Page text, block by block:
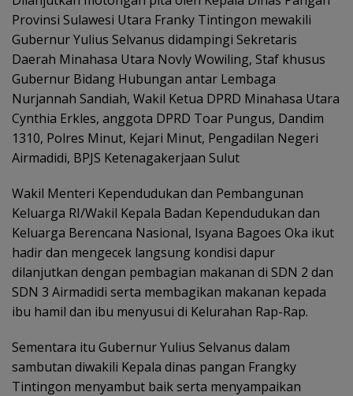
Provinsi Sulawesi Utara Franky Tintingon mewakili
Gubernur Yulius Selvanus didampingi Sekretaris
Daerah Minahasa Utara Novly Wowiling, Staf khusus
Gubernur Bidang Hubungan antar Lembaga
Nurjannah Sandiah, Wakil Ketua DPRD Minahasa Utara
Cynthia Erkles, anggota DPRD Toar Pungus, Dandim
1310, Polres Minut, Kejari Minut, Pengadilan Negeri
Airmadidi, BPJS Ketenagakerjaan Sulut
Wakil Menteri Kependudukan dan Pembangunan
Keluarga RI/Wakil Kepala Badan Kependudukan dan
Keluarga Berencana Nasional, Isyana Bagoes Oka ikut
hadir dan mengecek langsung kondisi dapur
dilanjutkan dengan pembagian makanan di SDN 2 dan
SDN 3 Airmadidi serta membagikan makanan kepada
ibu hamil dan ibu menyusui di Kelurahan Rap-Rap.
Sementara itu Gubernur Yulius Selvanus dalam
sambutan diwakili Kepala dinas pangan Frangky
Tintingon menyambut baik serta menyampaikan